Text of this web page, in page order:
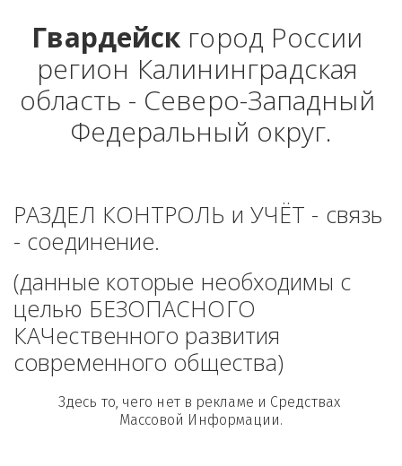
Гвардейск город России
регион Калининградская
область - Северо-Западный
Федеральный округ.
РАЗДЕЛ КОНТРОЛЬ и УЧЁТ - связь
- соединение.
(данные которые необходимы с
целью БЕЗОПАСНОГО
КАЧественного развития
современного общества)
Здесь то, чего нет в рекламе и Средствах
Массовой Информации.